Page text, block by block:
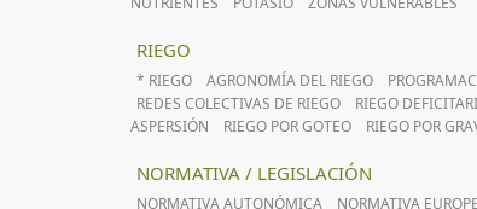
RIEGO
* RIEGO AGRONOMÍA DEL RIEGO
REDES COLECTIVAS DE RIEGO
RIEGO
ASPERSIÓN
RIEGO POR GOTEO RIEGO POR
NORMATIVA / LEGISLACIÓN
NORMATIVA AUTONÓMICA NORMATIVA